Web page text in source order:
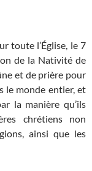
toute l’Église, le 7
de la Nativité de
et de prière pour
le monde entier, et
la manière qu’ils
chrétiens non
ainsi que les